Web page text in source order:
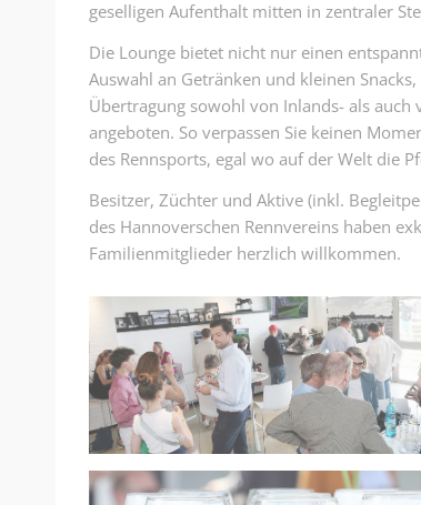
geselligen Aufenthalt mitten in zentraler
Die Lounge bietet nicht nur einen
Auswahl an Getränken und kleinen
Übertragung sowohl von Inlands- als
angeboten. So verpassen Sie keinen
des Rennsports, egal wo auf der Welt die
Besitzer, Züchter und Aktive (inkl.
des Hannoverschen Rennvereins haben
Familienmitglieder herzlich willkommen.